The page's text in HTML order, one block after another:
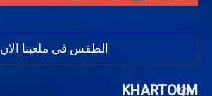
الطقس في ملعبنا الان
KHARTOUM